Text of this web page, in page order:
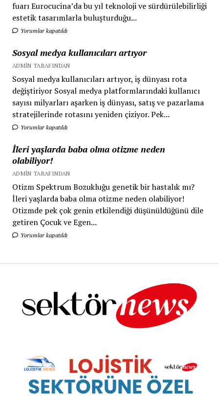
fuarı Eurocucina’da bu yıl teknoloji ve sürdürülebilirliği
estetik tasarımlarla buluşturduğu...
Yorumlar kapatıldı
Sosyal medya kullanıcıları artıyor
ADMIN TARAFINDAN
Sosyal medya kullanıcıları artıyor, iş dünyası rota
değiştiriyor Sosyal medya platformlarındaki kullanıcı
sayısı milyarları aşarken iş dünyası, satış ve pazarlama
stratejilerinde rotasını yeniden çiziyor. Pek...
Yorumlar kapatıldı
İleri yaşlarda baba olma otizme neden
olabiliyor!
ADMIN TARAFINDAN
Otizm Spektrum Bozukluğu genetik bir hastalık mı?
İleri yaşlarda baba olma otizme neden olabiliyor!
Otizmde pek çok genin etkilendiği düşünüldüğünü dile
getiren Çocuk ve Egen...
Yorumlar kapatıldı